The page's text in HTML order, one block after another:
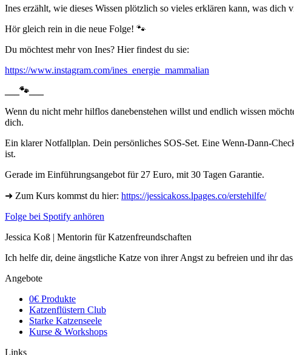
Ines erzählt, wie dieses Wissen plötzlich so vieles erklären kann, was
Hör gleich rein in die neue Folge! 🐾
Du möchtest mehr von Ines? Hier findest du sie:
https://www.instagram.com/ines_energie_mammalian
🐾___
Wenn du nicht mehr hilflos danebenstehen willst und endlich wissen
dich.
Ein klarer Notfallplan. Dein persönliches SOS-Set. Eine Wenn-Dann-
ist.
Gerade im Einführungsangebot für 27 Euro, mit 30 Tagen Garantie.
➜ Zum Kurs kommst du hier: https://jessicakoss.lpages.co/erstehilfe/
Folge bei Spotify anhören
Jessica Koß | Mentorin für Katzenfreundschaften
Ich helfe dir, deine ängstliche Katze von ihrer Angst zu befreien und ihr
Angebote
0€ Produkte
Katzenflüstern Club
Starke Katzenseele
Kurse & Workshops
Links